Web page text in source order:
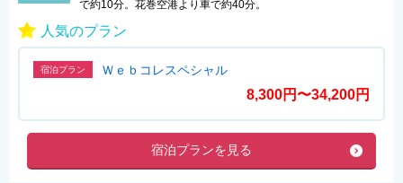
で約10分。花巻空港より車で約40分。
人気のプラン
宿泊プラン Ｗｅｂコレスペシャル
8,300円〜34,200円
宿泊プランを見る